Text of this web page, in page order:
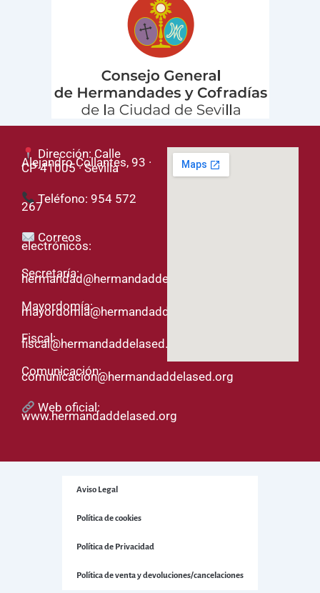
Dirección: Calle
Alejandro Collantes, 93 ·
CP 41005 · Sevilla
Teléfono: 954 572
267
Correos
electrónicos:
Secretaría:
hermandad@hermandaddelased.org
Mayordomía:
mayordomia@hermandaddelased.org
Fiscal:
fiscal@hermandaddelased.org
Comunicación:
comunicacion@hermandaddelased.org
Web oficial:
www.hermandaddelased.org
Aviso Legal
Política de cookies
Política de Privacidad
Política de venta y devoluciones/cancelaciones